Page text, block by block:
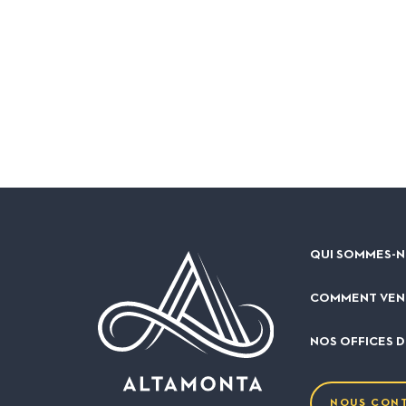
QUI SOMMES-
COMMENT
NOS OFFICES
NOUS